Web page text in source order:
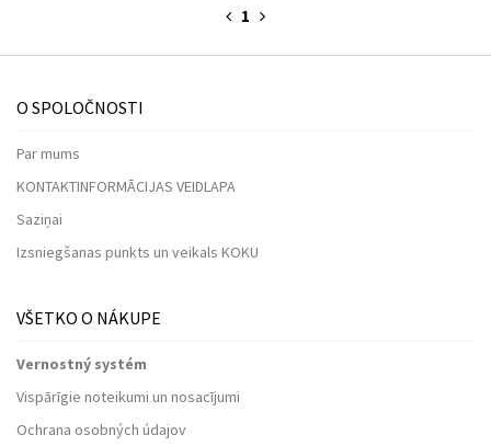
1
O SPOLOČNOSTI
Par mums
KONTAKTINFORMĀCIJAS VEIDLAPA
Saziņai
Izsniegšanas punkts un veikals KOKU
VŠETKO O NÁKUPE
Vernostný systém
Vispārīgie noteikumi un nosacījumi
Ochrana osobných údajov